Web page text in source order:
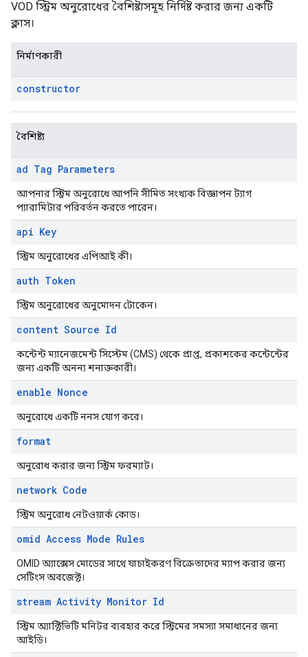
VOD স্ট্রিম অনুরোধের বৈশিষ্ট্যসমূহ নির্দিষ্ট করার জন্য একটি
ক্লাস।
নির্মাণকারী
constructor
বৈশিষ্ট্য
ad Tag Parameters
আপনার স্ট্রিম অনুরোধে আপনি সীমিত সংখ্যক বিজ্ঞাপন ট্যাগ
প্যারামিটার পরিবর্তন করতে পারেন।
api Key
স্ট্রিম অনুরোধের এপিআই কী।
auth Token
স্ট্রিম অনুরোধের অনুমোদন টোকেন।
content Source Id
কন্টেন্ট ম্যানেজমেন্ট সিস্টেম (CMS) থেকে প্রাপ্ত, প্রকাশকের কন্টেন্টের
জন্য একটি অনন্য শনাক্তকারী।
enable Nonce
অনুরোধে একটি ননস যোগ করে।
format
অনুরোধ করার জন্য স্ট্রিম ফরম্যাট।
network Code
স্ট্রিম অনুরোধ নেটওয়ার্ক কোড।
omid Access Mode Rules
OMID অ্যাক্সেস মোডের সাথে যাচাইকরণ বিক্রেতাদের ম্যাপ করার জন্য
সেটিংস অবজেক্ট।
stream Activity Monitor Id
স্ট্রিম অ্যাক্টিভিটি মনিটর ব্যবহার করে স্ট্রিমের সমস্যা সমাধানের জন্য
আইডি।